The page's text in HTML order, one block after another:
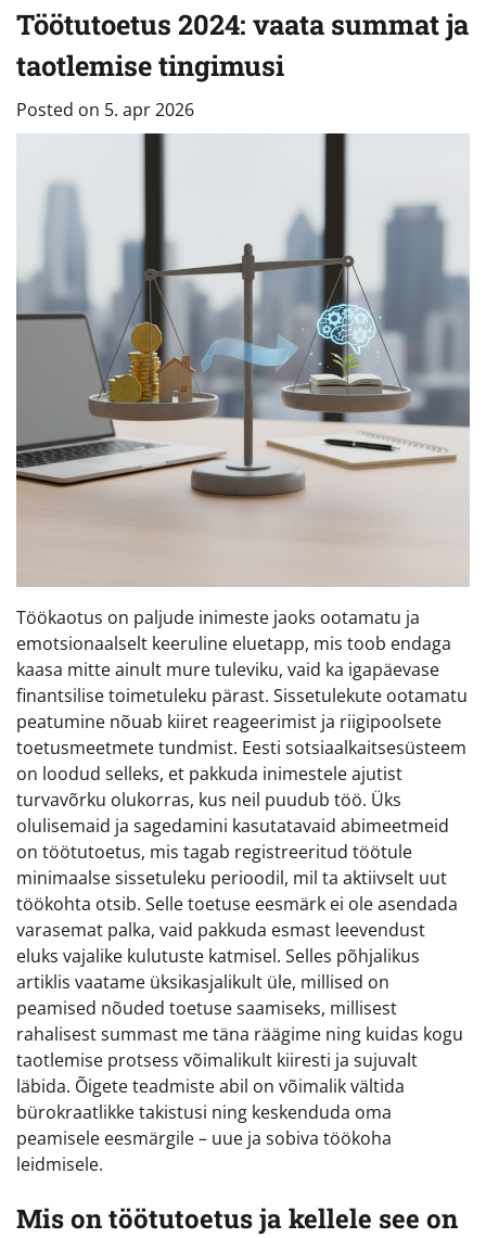
Töötutoetus 2024: vaata summat ja
taotlemise tingimusi
Posted on 5. apr 2026
Töökaotus on paljude inimeste jaoks ootamatu ja
emotsionaalselt keeruline eluetapp, mis toob endaga
kaasa mitte ainult mure tuleviku, vaid ka igapäevase
finantsilise toimetuleku pärast. Sissetulekute ootamatu
peatumine nõuab kiiret reageerimist ja riigipoolsete
toetusmeetmete tundmist. Eesti sotsiaalkaitsesüsteem
on loodud selleks, et pakkuda inimestele ajutist
turvavõrku olukorras, kus neil puudub töö. Üks
olulisemaid ja sagedamini kasutatavaid abimeetmeid
on töötutoetus, mis tagab registreeritud töötule
minimaalse sissetuleku perioodil, mil ta aktiivselt uut
töökohta otsib. Selle toetuse eesmärk ei ole asendada
varasemat palka, vaid pakkuda esmast leevendust
eluks vajalike kulutuste katmisel. Selles põhjalikus
artiklis vaatame üksikasjalikult üle, millised on
peamised nõuded toetuse saamiseks, millisest
rahalisest summast me täna räägime ning kuidas kogu
taotlemise protsess võimalikult kiiresti ja sujuvalt
läbida. Õigete teadmiste abil on võimalik vältida
bürokraatlikke takistusi ning keskenduda oma
peamisele eesmärgile – uue ja sobiva töökoha
leidmisele.
Mis on töötutoetus ja kellele see on